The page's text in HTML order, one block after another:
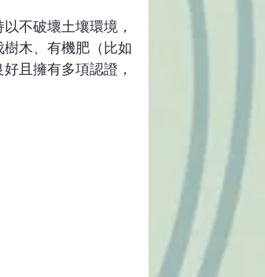
不破壞土壤環境，
木、有機肥（比如
且擁有多項認證，